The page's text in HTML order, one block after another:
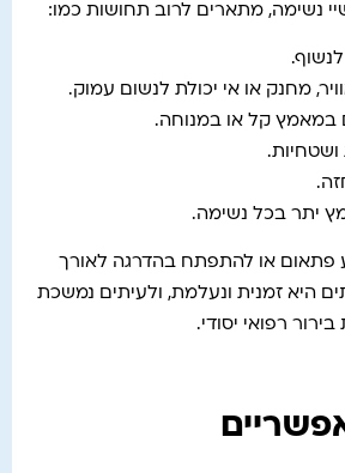
נשימה, מתארים לרוב תחושות כמו:
מחנק או אי יכולת לנשום עמוק.
במאמץ קל או במנוחה.
ושטחיות.
יתר בכל נשימה.
פתאום או להתפתח בהדרגה לאורך
היא זמנית ונעלמת, ולעיתים נמשכת
רפואי יסודי.